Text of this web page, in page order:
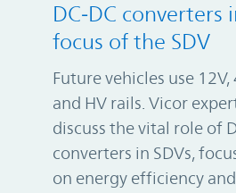
DC‑DC converters
focus of the SDV
Future vehicles use 12V,
and HV rails. Vicor
discuss the vital role of
converters in SDVs,
on energy efficiency